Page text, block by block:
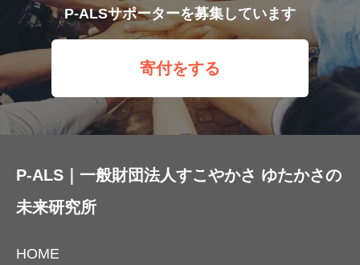
P-ALSサポーターを募集しています
寄付をする
P-ALS｜一般財団法人すこやかさ ゆたかさの
未来研究所
HOME